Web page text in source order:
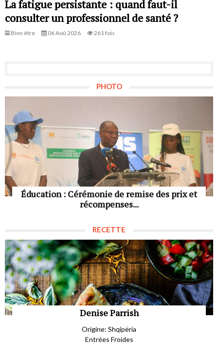
La fatigue persistante : quand faut-il
consulter un professionnel de santé ?
Bien être 06 Aoû 2026 261 fois
PHOTO
Éducation : Cérémonie de remise des prix et
récompenses...
RECETTE
Denise Parrish
Origine: Shqipëria
Entrées Froides